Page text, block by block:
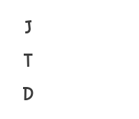
J
T
d
รง
าก
ให้